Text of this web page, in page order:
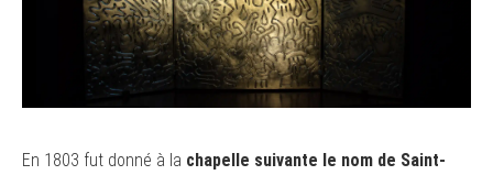
En 1803 fut donné à la chapelle suivante le nom de Saint-